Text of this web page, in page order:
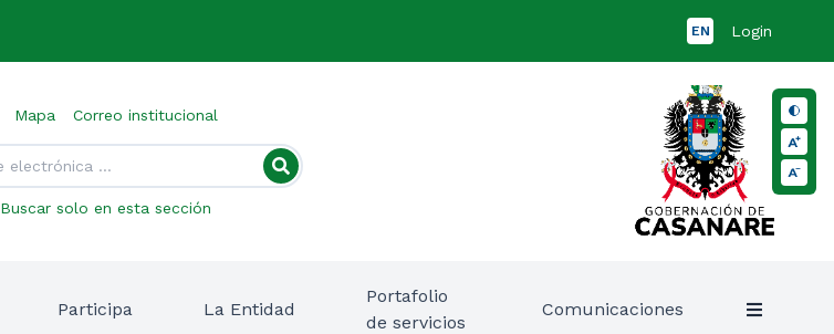
EN Login
Mapa Correo institucional
Buscar solo en esta sección
Participa La Entidad
Portafolio
de servicios
Comunicaciones